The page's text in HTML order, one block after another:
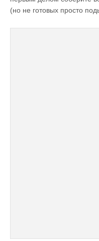
(но не готовых просто